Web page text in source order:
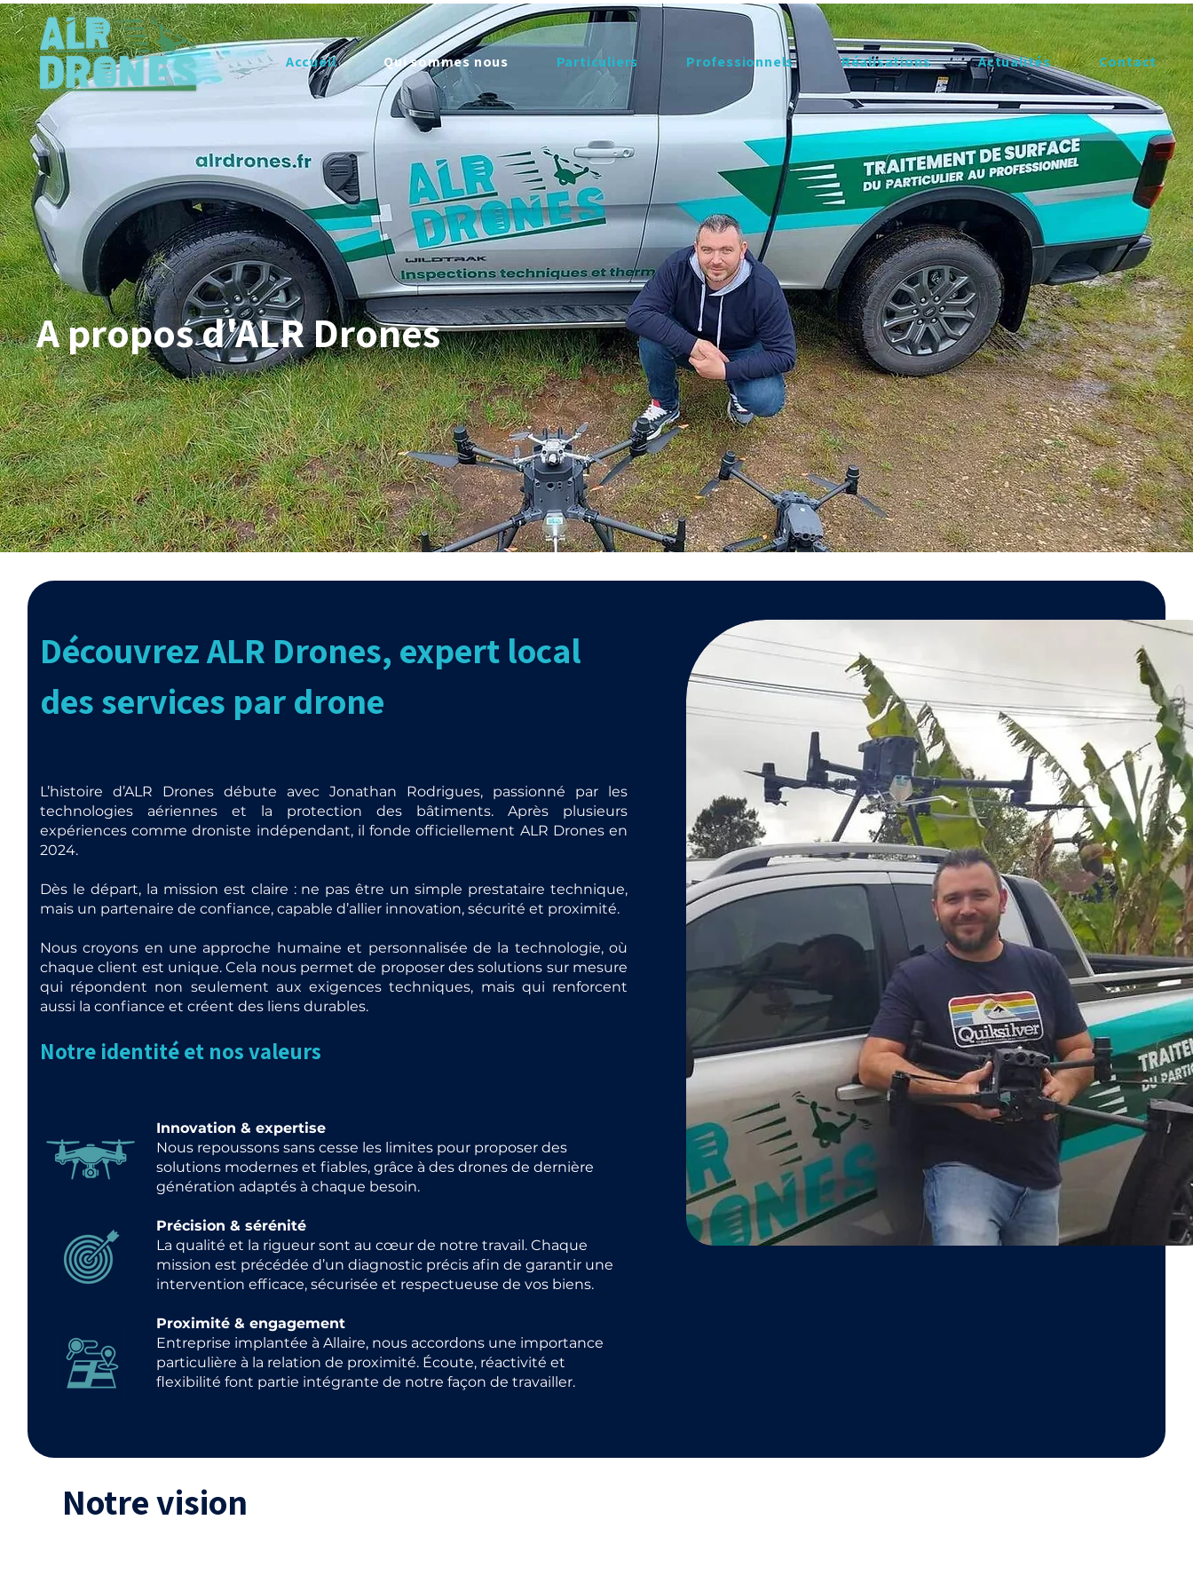
Accueil Qui sommes nous Particuliers Professionnels Réalisations ​Actualités Contact
A propos d'ALR Drones
Découvrez ALR Drones, expert local
des services par drone
L’histoire d’ALR Drones débute avec Jonathan Rodrigues, passionné par les
technologies aériennes et la protection des bâtiments. Après plusieurs
expériences comme droniste indépendant, il fonde officiellement ALR Drones en
2024.
Dès le départ, la mission est claire : ne pas être un simple prestataire technique,
mais un partenaire de confiance, capable d’allier innovation, sécurité et proximité.
Nous croyons en une approche humaine et personnalisée de la technologie, où
chaque client est unique. Cela nous permet de proposer des solutions sur mesure
qui répondent non seulement aux exigences techniques, mais qui renforcent
aussi la confiance et créent des liens durables.
Notre identité et nos valeurs
Innovation & expertise
Nous repoussons sans cesse les limites pour proposer des
solutions modernes et fiables, grâce à des drones de dernière
génération adaptés à chaque besoin.
Précision & sérénité
La qualité et la rigueur sont au cœur de notre travail. Chaque
mission est précédée d’un diagnostic précis afin de garantir une
intervention efficace, sécurisée et respectueuse de vos biens.
Proximité & engagement
Entreprise implantée à Allaire, nous accordons une importance
particulière à la relation de proximité. Écoute, réactivité et
flexibilité font partie intégrante de notre façon de travailler.
Notre vision